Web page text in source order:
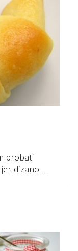
probati
dizano ...